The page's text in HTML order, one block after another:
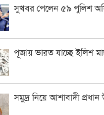
সুখবর পেলেন ৫৯ পুলিশ
পূজায় ভারত যাচ্ছে ইলিশ
সমুদ্র নিয়ে আশাবাদী প্রধান